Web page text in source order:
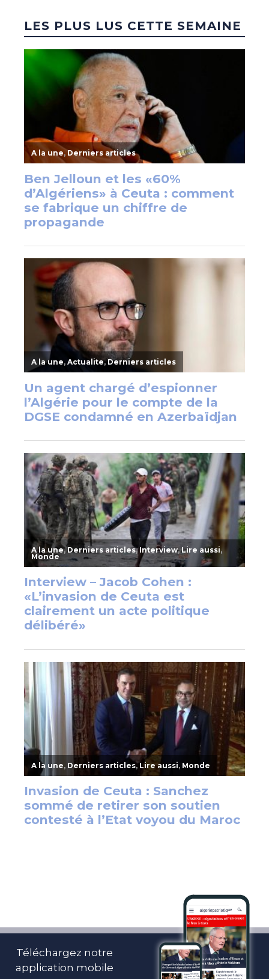
LES PLUS LUS CETTE SEMAINE
Téléchargez notre
application mobile